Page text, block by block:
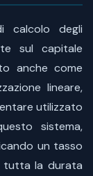
calcolo degli
sul capitale
anche come
lineare,
utilizzato
sistema,
un tasso
tutta la durata